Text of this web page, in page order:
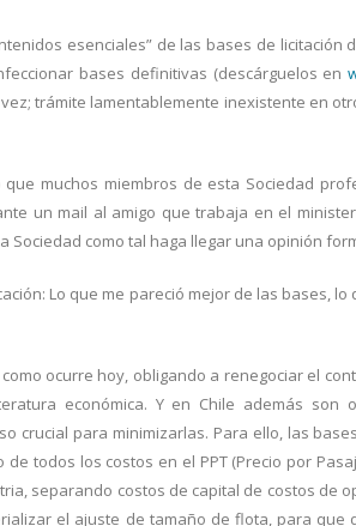
esenciales” de las bases de licitación
bases definitivas (descárguelos en
trámite lamentablemente inexistente en
muchos miembros de esta Sociedad
un mail al amigo que trabaja en el
como tal haga llegar una opinión
Lo que me pareció mejor de las bases, lo
ocurre hoy, obligando a renegociar el
económica. Y en Chile además son
crucial para minimizarlas. Para ello, las
todos los costos en el PPT (Precio por
separando costos de capital de costos de
el ajuste de tamaño de flota, para que